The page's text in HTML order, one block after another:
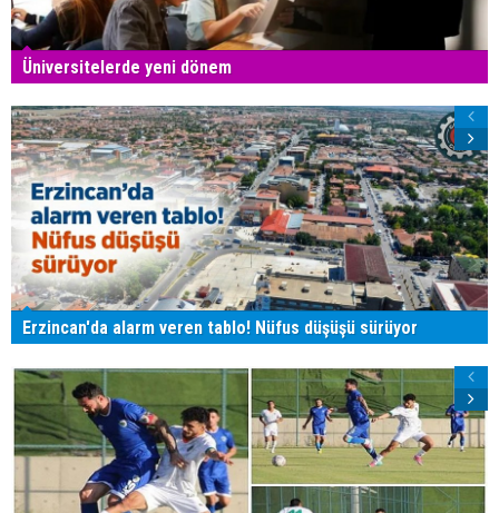
Üniversitelerde yeni dönem
Erzincan'da alarm veren tablo! Nüfus düşüşü sürüyor